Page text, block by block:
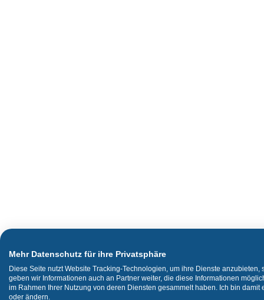
Mehr Datenschutz für ihre Privatsphäre
Diese Seite nutzt Website Tracking-Technologien, um ihre Dienste
geben wir Informationen auch an Partner weiter, die diese Informationen
im Rahmen Ihrer Nutzung von deren Diensten gesammelt haben. Ich bin
oder ändern.